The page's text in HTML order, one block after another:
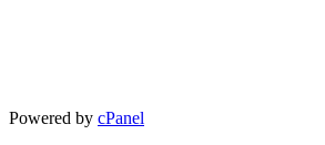
Powered by cPanel